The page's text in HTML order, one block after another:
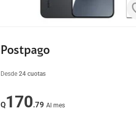
Postpago
Desde 24 cuotas
Q170.79 Al mes